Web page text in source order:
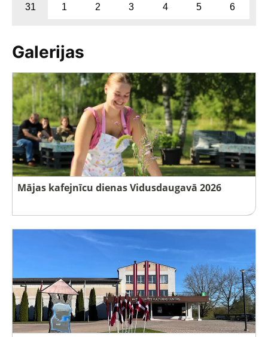
31 1 2 3 4 5 6
Galerijas
Mājas kafejnīcu dienas Vidusdaugavā 2026